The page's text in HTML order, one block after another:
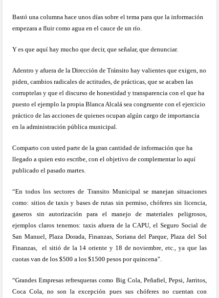
Bastó una columna hace unos días sobre el tema para que la información
empezara a fluir como agua en el cauce de un río.
Y es que aquí hay mucho que decir, que señalar, que denunciar.
Adentro y afuera de la Dirección de Tránsito hay valientes que exigen, no
piden, cambios radicales de actitudes, de prácticas, que se acaben las
corruptelas y que el discurso de honestidad y transparencia con el que ha
puesto el ejemplo la propia Blanca Alcalá sea congruente con el ejercicio
práctico de las acciones de quienes ocupan algún cargo de importancia
en la administración pública municipal.
Comparto con usted parte de la gran cantidad de información que ha
llegado a quien esto escribe, con el objetivo de complementar lo aquí
publicado el pasado martes.
“En todos los sectores de Transito Municipal se manejan situaciones
como: sitios de taxis y bases de rutas sin permiso, chóferes sin licencia,
gaseros sin autorización para el manejo de materiales peligrosos,
ejemplos claros tenemos: taxis afuera de la CAPU, el Seguro Social de
San Manuel, Plaza Dorada, Finanzas, Soriana del Parque, Plaza del Sol
Finanzas,
el sitió de la 14 oriente y 18 de noviembre, etc., ya que las
cuotas van de los $500 a los $1500 pesos por quincena”.
“Grandes Empresas refresqueras como Big Cola, Peñafiel, Pepsi, Jarritos,
Coca Cola, no son la excepción pues sus chóferes no cuentan con